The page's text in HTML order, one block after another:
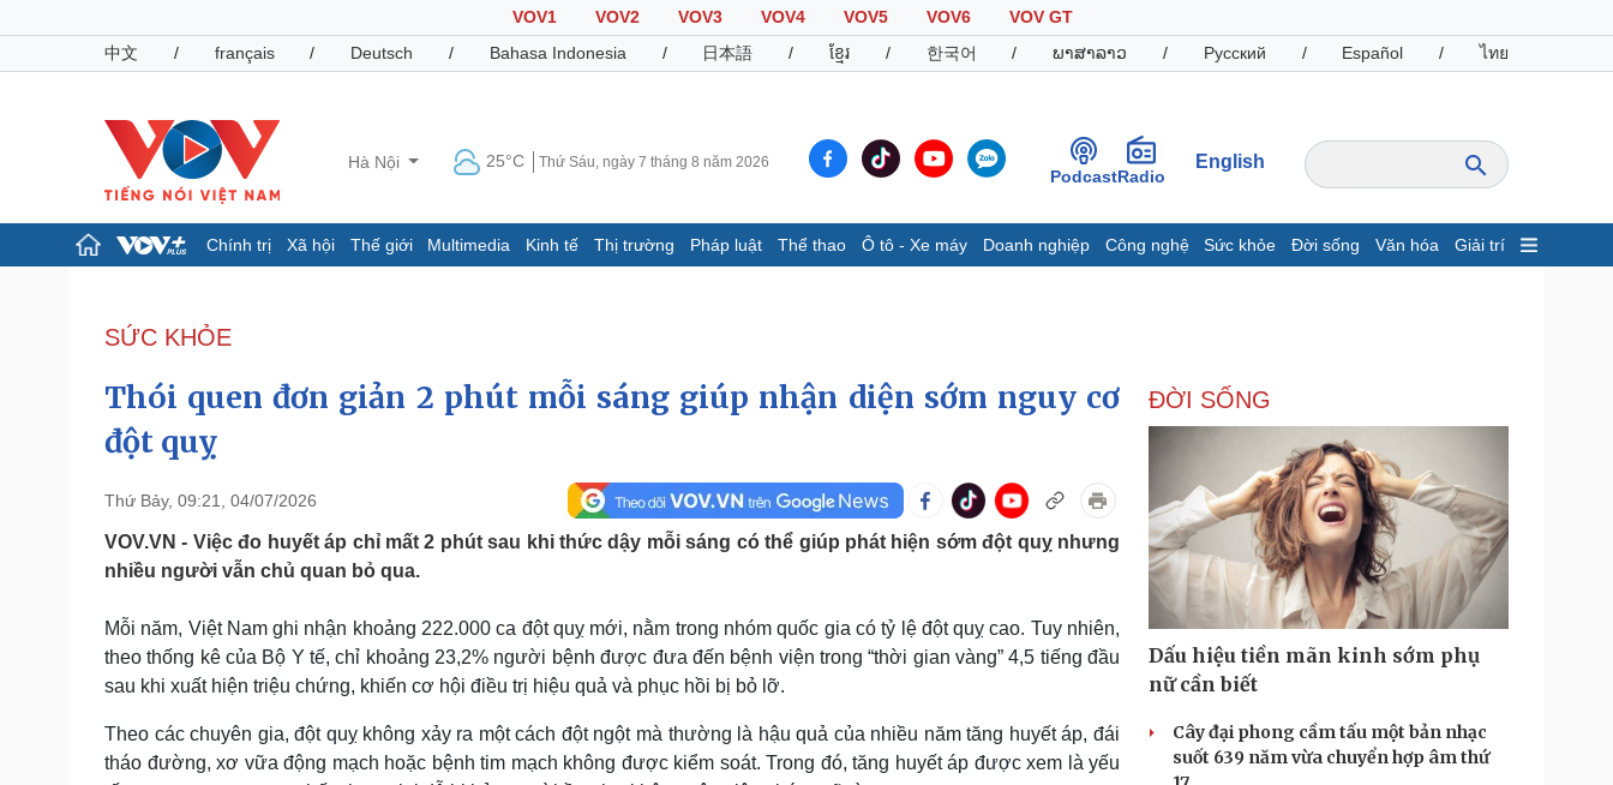
VOV1 VOV2 VOV3 VOV4 VOV5 VOV6
VOV GT
中文
/ français / Deutsch / Bahasa Indonesia / 日本語 / ខ្មែរ / 한국어 / ພາສາລາວ / Русский / Español / ไทย
Hà Nội 25°C Thứ Sáu, ngày 7 tháng 8 năm 2026
PodcastRadio
English
Chính trị Xã hội Thế giới Multimedia Kinh tế Thị trường Pháp luật Thể thao Ô tô - Xe máy Doanh nghiệp Công nghệ Sức khỏe Đời sống Văn hóa Giải trí
Đảng
Tổ chức nhân sự
Nhận diện sự thật
Giáo dục
Dấu ấn VOV
Infographic
Giá cà phê
Pháp luật
Tin nóng
Tư vấn luật
Việt Nam
Phân tích
Thể thao
Lịch thi đấu bóng đá
Hậu trường
Ô tô - Xe máy
Xe máy
Doanh nghiệp
Thông tin doanh nghiệp
Doanh nghiệp 24h
Doanh nhân
Vì cộng đồng
Công nghệ
Sành điệu
Tin Công nghệ
Trải nghiệm
Chuyển đổi số
Sức khỏe
Dinh dưỡng - món ngon
Cây thuốc
Sản phụ khoa
Nhi khoa
Đời sống
Nhà đẹp
Blog
Tình yêu - Gia đình
Văn hóa
Sân khấu - Điện ảnh
Văn học
Âm nhạc
Di sản
Giải trí
Thời trang
Sao Việt
Du lịch
Săn Tour
check-in
Podcast
Đọc truyện đêm khuya
Cửa sổ tình yêu
SỨC KHỎE
Thói quen đơn giản 2 phút mỗi sáng giúp nhận diện sớm nguy cơ
đột quỵ
Thứ Bảy, 09:21, 04/07/2026
VOV.VN - Việc đo huyết áp chỉ mất 2 phút sau khi thức dậy mỗi sáng có thể giúp phát hiện sớm đột quỵ nhưng
nhiều người vẫn chủ quan bỏ qua.
Mỗi năm, Việt Nam ghi nhận khoảng 222.000 ca đột quỵ mới, nằm trong nhóm quốc gia có tỷ lệ đột quỵ cao. Tuy nhiên,
theo thống kê của Bộ Y tế, chỉ khoảng 23,2% người bệnh được đưa đến bệnh viện trong “thời gian vàng” 4,5 tiếng đầu
sau khi xuất hiện triệu chứng, khiến cơ hội điều trị hiệu quả và phục hồi bị bỏ lỡ.
Theo các chuyên gia, đột quỵ không xảy ra một cách đột ngột mà thường là hậu quả của nhiều năm tăng huyết áp, đái
tháo đường, xơ vữa động mạch hoặc bệnh tim mạch không được kiểm soát. Trong đó, tăng huyết áp được xem là yếu
ĐỜI SỐNG
Dấu hiệu tiền mãn kinh sớm phụ
nữ cần biết
Cây đại phong cầm tấu một bản nhạc
suốt 639 năm vừa chuyển hợp âm thứ